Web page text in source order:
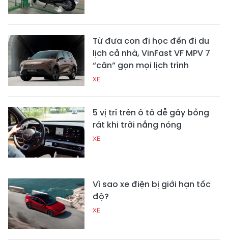
Từ đưa con đi học đến đi du
lịch cả nhà, VinFast VF MPV 7
“cân” gọn mọi lịch trình
XE
5 vị trí trên ô tô dễ gây bỏng
rát khi trời nắng nóng
XE
Vì sao xe điện bị giới hạn tốc
độ?
XE